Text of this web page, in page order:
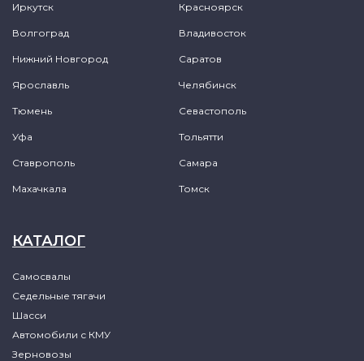
Иркутск Красноярск
Волгоград Владивосток
Нижний Новгород Саратов
Ярославль Челябинск
Тюмень Севастополь
Уфа Тольятти
Ставрополь Самара
Махачкала Томск
КАТАЛОГ
Самосвалы
Седельные тягачи
Шасси
Автомобили с КМУ
Зерновозы